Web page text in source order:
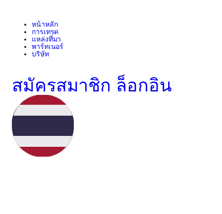
หน้าหลัก
การเทรด
แหล่งที่มา
พาร์ทเนอร์
บริษัท
สมัครสมาชิก ล็อกอิน